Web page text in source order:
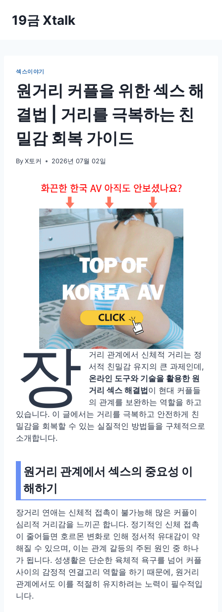
19금 Xtalk
섹스이야기
원거리 커플을 위한 섹스 해
결법 | 거리를 극복하는 친
밀감 회복 가이드
By X토커 2026년 07월 02일
장
거리 관계에서 신체적 거리는 정
서적 친밀감 유지의 큰 과제인데,
온라인 도구와 기술을 활용한 원
거리 섹스 해결법이 현대 커플들
의 관계를 보완하는 역할을 하고
있습니다. 이 글에서는 거리를 극복하고 안전하게 친
밀감을 회복할 수 있는 실질적인 방법들을 구체적으로
소개합니다.
원거리 관계에서 섹스의 중요성 이
해하기
장거리 연애는 신체적 접촉이 불가능해 많은 커플이
심리적 거리감을 느끼곤 합니다. 정기적인 신체 접촉
이 줄어들면 호르몬 변화로 인해 정서적 유대감이 약
해질 수 있으며, 이는 관계 갈등의 주된 원인 중 하나
가 됩니다. 성생활은 단순한 육체적 욕구를 넘어 커플
사이의 감정적 연결고리 역할을 하기 때문에, 원거리
관계에서도 이를 적절히 유지하려는 노력이 필수적입
니다.